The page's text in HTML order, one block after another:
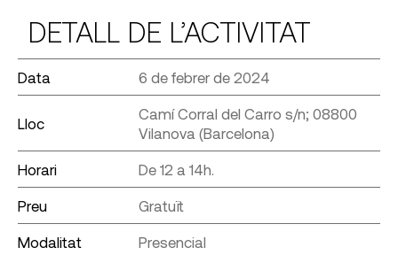
DETALL DE L’ACTIVITAT
Data 6 de febrer de 2024
Lloc
Camí Corral del Carro s/n; 08800
Vilanova (Barcelona)
Horari De 12 a 14h.
Preu Gratuït
Modalitat Presencial